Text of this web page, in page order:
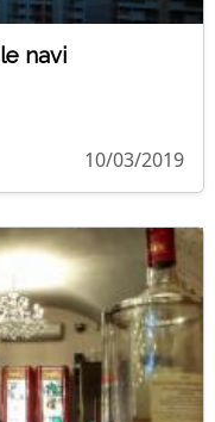
navi
10/03/2019